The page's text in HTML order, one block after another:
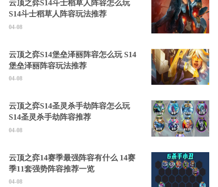
云顶之弈S14斗士稻草人阵容怎么玩
S14斗士稻草人阵容玩法推荐
04-08
云顶之弈S14堡垒泽丽阵容怎么玩 S14
堡垒泽丽阵容玩法推荐
04-08
云顶之弈S14圣灵杀手劫阵容怎么玩
S14圣灵杀手劫阵容推荐
04-08
云顶之弈14赛季最强阵容有什么 14赛
季11套强势阵容推荐一览
04-08